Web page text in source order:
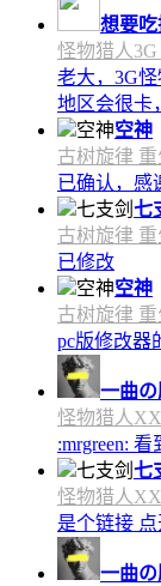
想要
怪物猎人3G
老大，3G
地区会很卡
空神
古树旋律
已确认，感
七
古树旋律
已修改
空神
古树旋律
pc版修改器
一曲
怪物猎人XX
:mrgreen: 看
七
怪物猎人XX
是个链接
一曲